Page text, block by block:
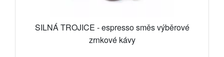
SILNÁ TROJICE - espresso směs výběrové
zrnkové kávy